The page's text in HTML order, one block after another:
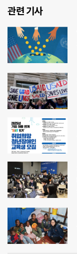
관련 기사